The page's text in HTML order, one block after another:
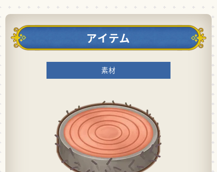
アイテム
素材